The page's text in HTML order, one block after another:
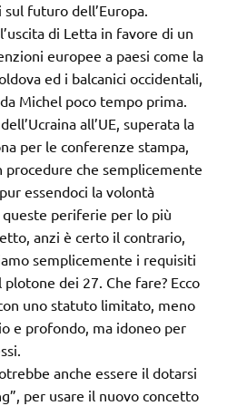
futuro dell’Europa.
di Letta in favore di un
europee a paesi come la
ed i balcanici occidentali,
Michel poco tempo prima.
all’UE, superata la
per le conferenze stampa,
che semplicemente
essendoci la volontà
periferie per lo più
anzi è certo il contrario,
semplicemente i requisiti
dei 27. Che fare? Ecco
uno statuto limitato, meno
e profondo, ma idoneo per
anche essere il dotarsi
per usare il nuovo concetto